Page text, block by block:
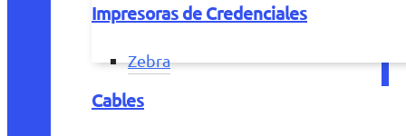
Impresoras de Credenciales
Zebra
Cables